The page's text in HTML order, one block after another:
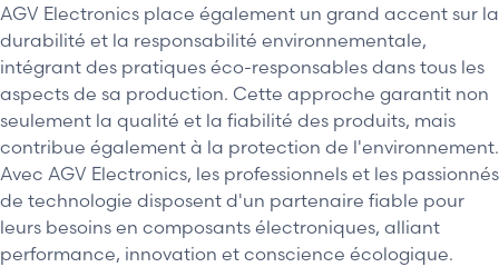
AGV Electronics place également un grand accent sur la
durabilité et la responsabilité environnementale,
intégrant des pratiques éco-responsables dans tous les
aspects de sa production. Cette approche garantit non
seulement la qualité et la fiabilité des produits, mais
contribue également à la protection de l'environnement.
Avec AGV Electronics, les professionnels et les passionnés
de technologie disposent d'un partenaire fiable pour
leurs besoins en composants électroniques, alliant
performance, innovation et conscience écologique.